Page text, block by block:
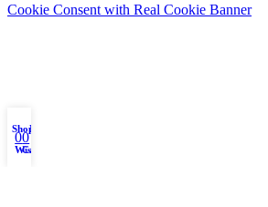
Shop
0
Wishlist
0
Cart
My account
Cookie Consent with Real Cookie Banner